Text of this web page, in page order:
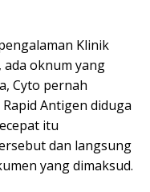
Klinik
oknum yang
Cyto pernah
Antigen diduga
itu
dan langsung
yang dimaksud.